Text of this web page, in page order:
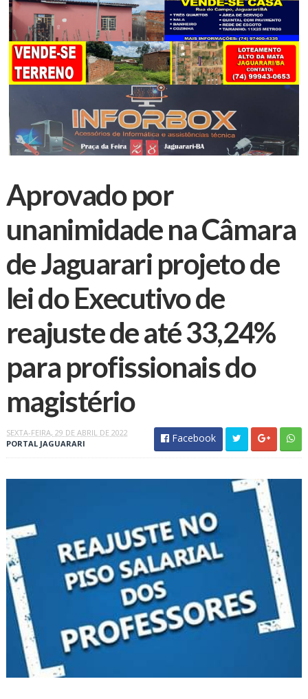
Aprovado por
unanimidade na Câmara
de Jaguarari projeto de
lei do Executivo de
reajuste de até 33,24%
para profissionais do
magistério
SEXTA-FEIRA, 29 DE ABRIL DE 2022
PORTAL JAGUARARI
Facebook